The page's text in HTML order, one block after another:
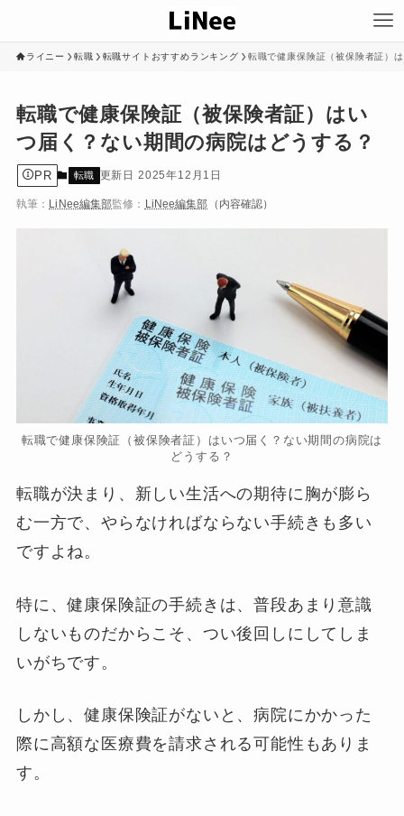
ライニー 転職 転職サイトおすすめランキング 転職で健康保険証（被保険者証）
転職で健康保険証（被保険者証）はい
つ届く？ない期間の病院はどうする？
PR 転職 2025年12月1日
執筆： LiNee編集部監修： LiNee編集部 （内容確認）
転職で健康保険証（被保険者証）はいつ届く？ない期間の病院は
どうする？
転職が決まり、新しい生活への期待に胸が膨ら
む一方で、やらなければならない手続きも多い
ですよね。
特に、健康保険証の手続きは、普段あまり意識
しないものだからこそ、つい後回しにしてしま
いがちです。
しかし、健康保険証がないと、病院にかかった
際に高額な医療費を請求される可能性もありま
す。